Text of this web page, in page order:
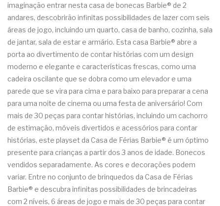
imaginação entrar nesta casa de bonecas Barbie® de 2
andares, descobrirão infinitas possibilidades de lazer com seis
áreas de jogo, incluindo um quarto, casa de banho, cozinha, sala
de jantar, sala de estar e armário. Esta casa Barbie® abre a
porta ao divertimento de contar histórias com um design
moderno e elegante e características frescas, como uma
cadeira oscilante que se dobra como um elevador e uma
parede que se vira para cima e para baixo para preparar a cena
para uma noite de cinema ou uma festa de aniversário! Com
mais de 30 peças para contar histórias, incluindo um cachorro
de estimação, móveis divertidos e acessórios para contar
histórias, este playset da Casa de Férias Barbie® é um óptimo
presente para crianças a partir dos 3 anos de idade. Bonecos
vendidos separadamente. As cores e decorações podem
variar. Entre no conjunto de brinquedos da Casa de Férias
Barbie® e descubra infinitas possibilidades de brincadeiras
com 2 níveis, 6 áreas de jogo e mais de 30 peças para contar